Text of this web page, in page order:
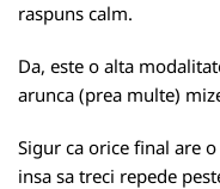
raspuns calm.
Da, este o alta
arunca (prea multe)
Sigur ca orice final are
insa sa treci repede